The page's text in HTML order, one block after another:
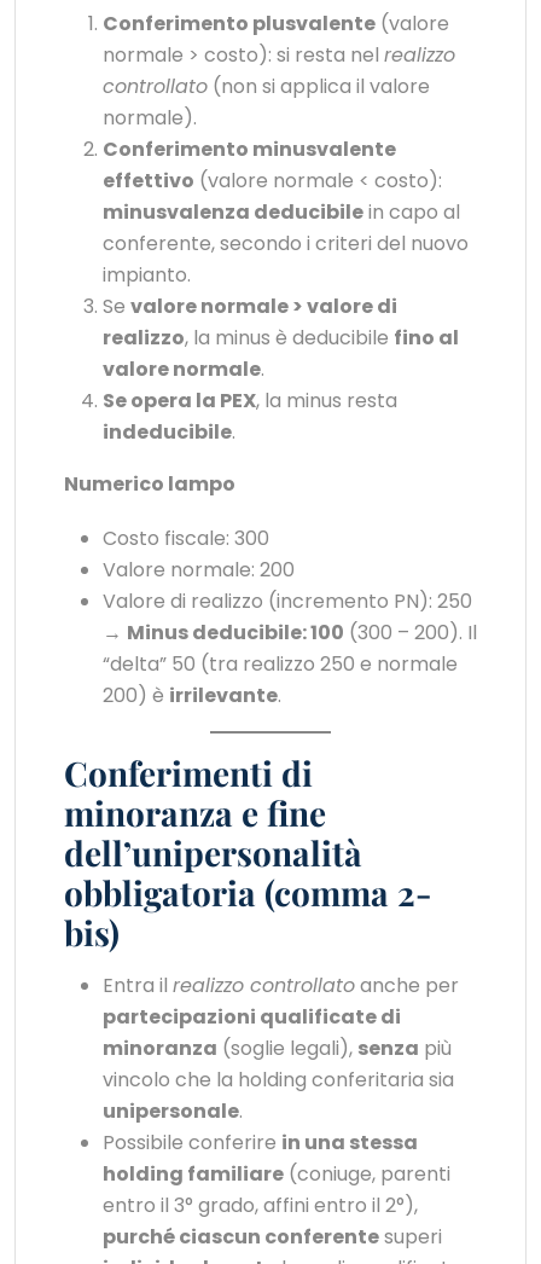
Conferimento plusvalente (valore
normale > costo): si resta nel realizzo
controllato (non si applica il valore
normale).
Conferimento minusvalente
effettivo (valore normale < costo):
minusvalenza deducibilein capo al
conferente, secondo i criteri del nuovo
impianto.
Se valore normale > valore di
realizzo, la minus è deducibile fino al
valore normale.
Se opera la PEX, la minus resta
indeducibile.
Numerico lampo
Costo fiscale: 300
Valore normale: 200
Valore di realizzo (incremento PN): 250
→ Minus deducibile: 100 (300 – 200). Il
“delta” 50 (tra realizzo 250 e normale
200) è irrilevante.
Conferimenti di
minoranza e fine
dell’unipersonalità
obbligatoria (comma 2-
bis)
Entra il realizzo controllatoanche per
partecipazioni qualificate di
minoranza (soglie legali), senza più
vincolo che la holding conferitaria sia
unipersonale.
Possibile conferire in una stessa
holding familiare (coniuge, parenti
entro il 3° grado, affini entro il 2°),
purché ciascun conferentesuperi